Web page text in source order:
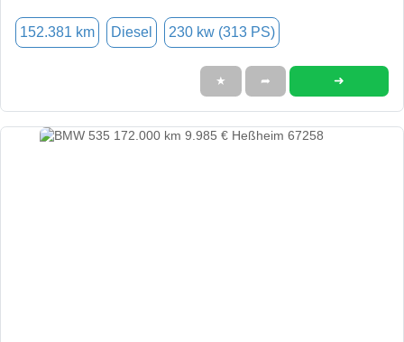
152.381 km Diesel 230 kw (313 PS)
★ ➦ ➜